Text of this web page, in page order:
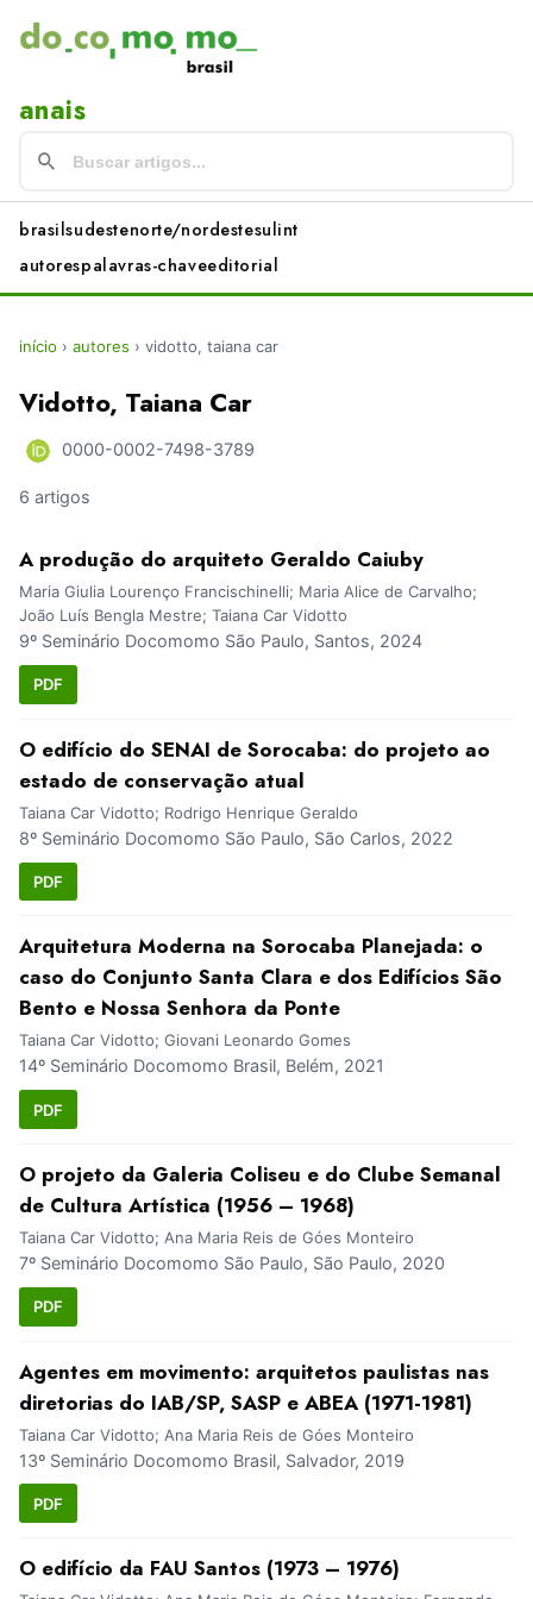
anais
brasilsudestenorte/nordestesulint
autorespalavras-chaveeditorial
início › autores › vidotto, taiana car
Vidotto, Taiana Car
0000-0002-7498-3789
6 artigos
A produção do arquiteto Geraldo Caiuby
Maria Giulia Lourenço Francischinelli; Maria Alice de Carvalho;
João Luís Bengla Mestre; Taiana Car Vidotto
9º Seminário Docomomo São Paulo, Santos, 2024
PDF
O edifício do SENAI de Sorocaba: do projeto ao
estado de conservação atual
Taiana Car Vidotto; Rodrigo Henrique Geraldo
8º Seminário Docomomo São Paulo, São Carlos, 2022
PDF
Arquitetura Moderna na Sorocaba Planejada: o
caso do Conjunto Santa Clara e dos Edifícios São
Bento e Nossa Senhora da Ponte
Taiana Car Vidotto; Giovani Leonardo Gomes
14º Seminário Docomomo Brasil, Belém, 2021
PDF
O projeto da Galeria Coliseu e do Clube Semanal
de Cultura Artística (1956 – 1968)
Taiana Car Vidotto; Ana Maria Reis de Góes Monteiro
7º Seminário Docomomo São Paulo, São Paulo, 2020
PDF
Agentes em movimento: arquitetos paulistas nas
diretorias do IAB/SP, SASP e ABEA (1971-1981)
Taiana Car Vidotto; Ana Maria Reis de Góes Monteiro
13º Seminário Docomomo Brasil, Salvador, 2019
PDF
O edifício da FAU Santos (1973 – 1976)